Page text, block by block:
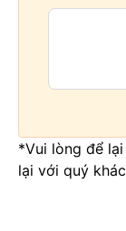
*Vui lòng để
lại với quý